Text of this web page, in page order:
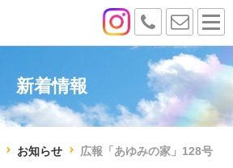
新着情報
お知らせ 広報「あゆみの家」128号